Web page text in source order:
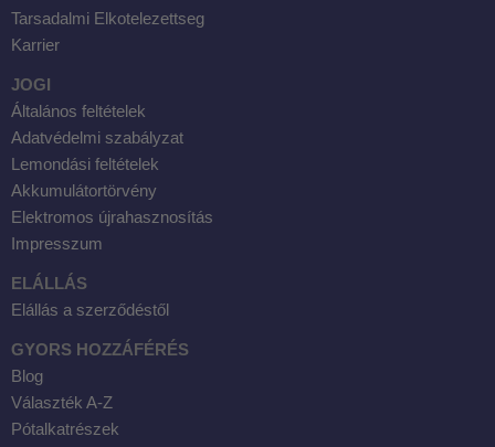
Tarsadalmi Elkotelezettseg
Karrier
JOGI
Általános feltételek
Adatvédelmi szabályzat
Lemondási feltételek
Akkumulátortörvény
Elektromos újrahasznosítás
Impresszum
ELÁLLÁS
Elállás a szerződéstől
GYORS HOZZÁFÉRÉS
Blog
Választék A-Z
Pótalkatrészek